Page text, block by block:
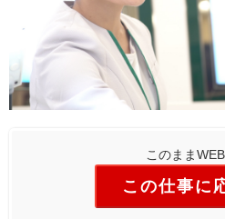
このまま
この仕事に